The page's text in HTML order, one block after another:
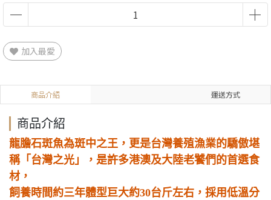
加入最愛
商品介紹 運送方式
商品介紹
龍膽石斑魚為斑中之王，更是台灣養殖漁業的驕傲堪
稱「台灣之光」，是許多港澳及大陸老饕們的首選食
材，
飼養時間約三年體型巨大約30台斤左右，採用低溫分